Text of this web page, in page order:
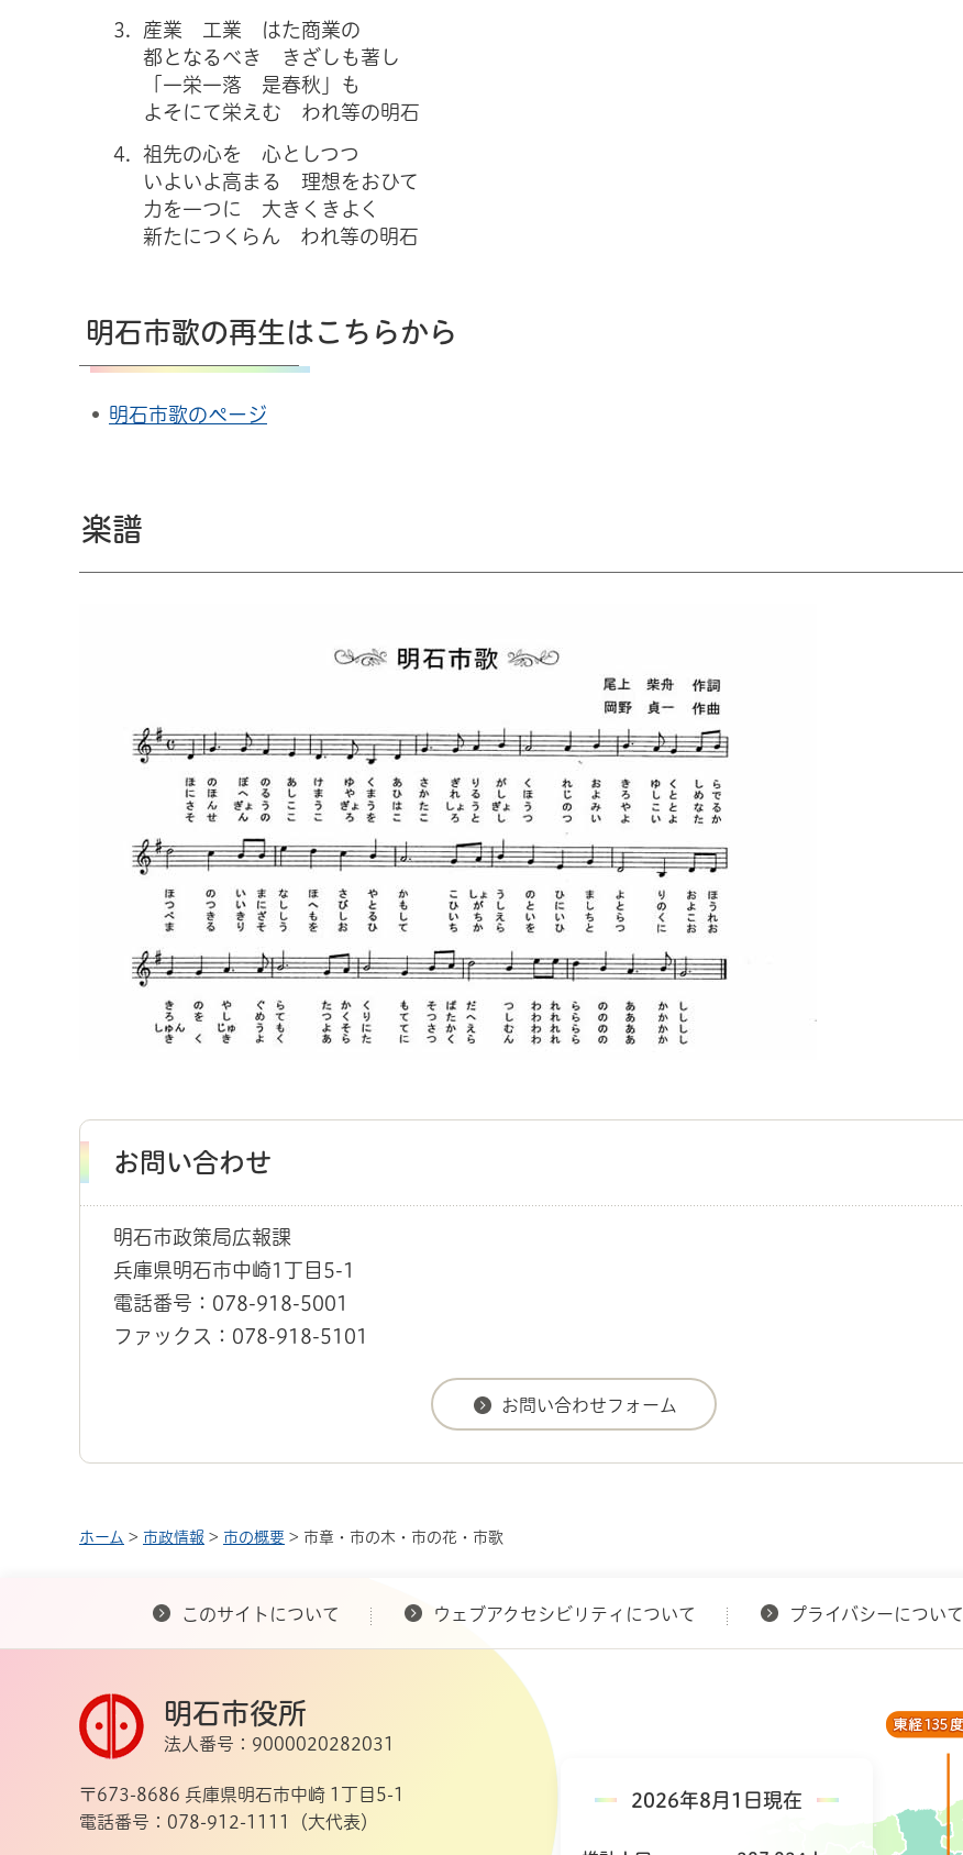
産業 工業 はた商業の
都となるべき きざしも著し
「一栄一落 是春秋」も
よそにて栄えむ われ等の明石
祖先の心を 心としつつ
いよいよ高まる 理想をおひて
力を一つに 大きくきよく
新たにつくらん われ等の明石
明石市歌の再生はこちらから
明石市歌のページ
楽譜
お問い合わせ
明石市政策局広報課
兵庫県明石市中崎1丁目5-1
電話番号：078-918-5001
ファックス：078-918-5101
ホーム > 市政情報 > 市の概要 > 市章・市の木・市の花・市歌
このサイトについて ウェブアクセシビリティについて プライバシーについて
2026年8月1日現在
明石市役所
法人番号：9000020282031
〒673-8686 兵庫県明石市中崎 1丁目5-1
電話番号：078-912-1111（大代表）